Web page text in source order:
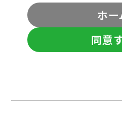
ホー
同意